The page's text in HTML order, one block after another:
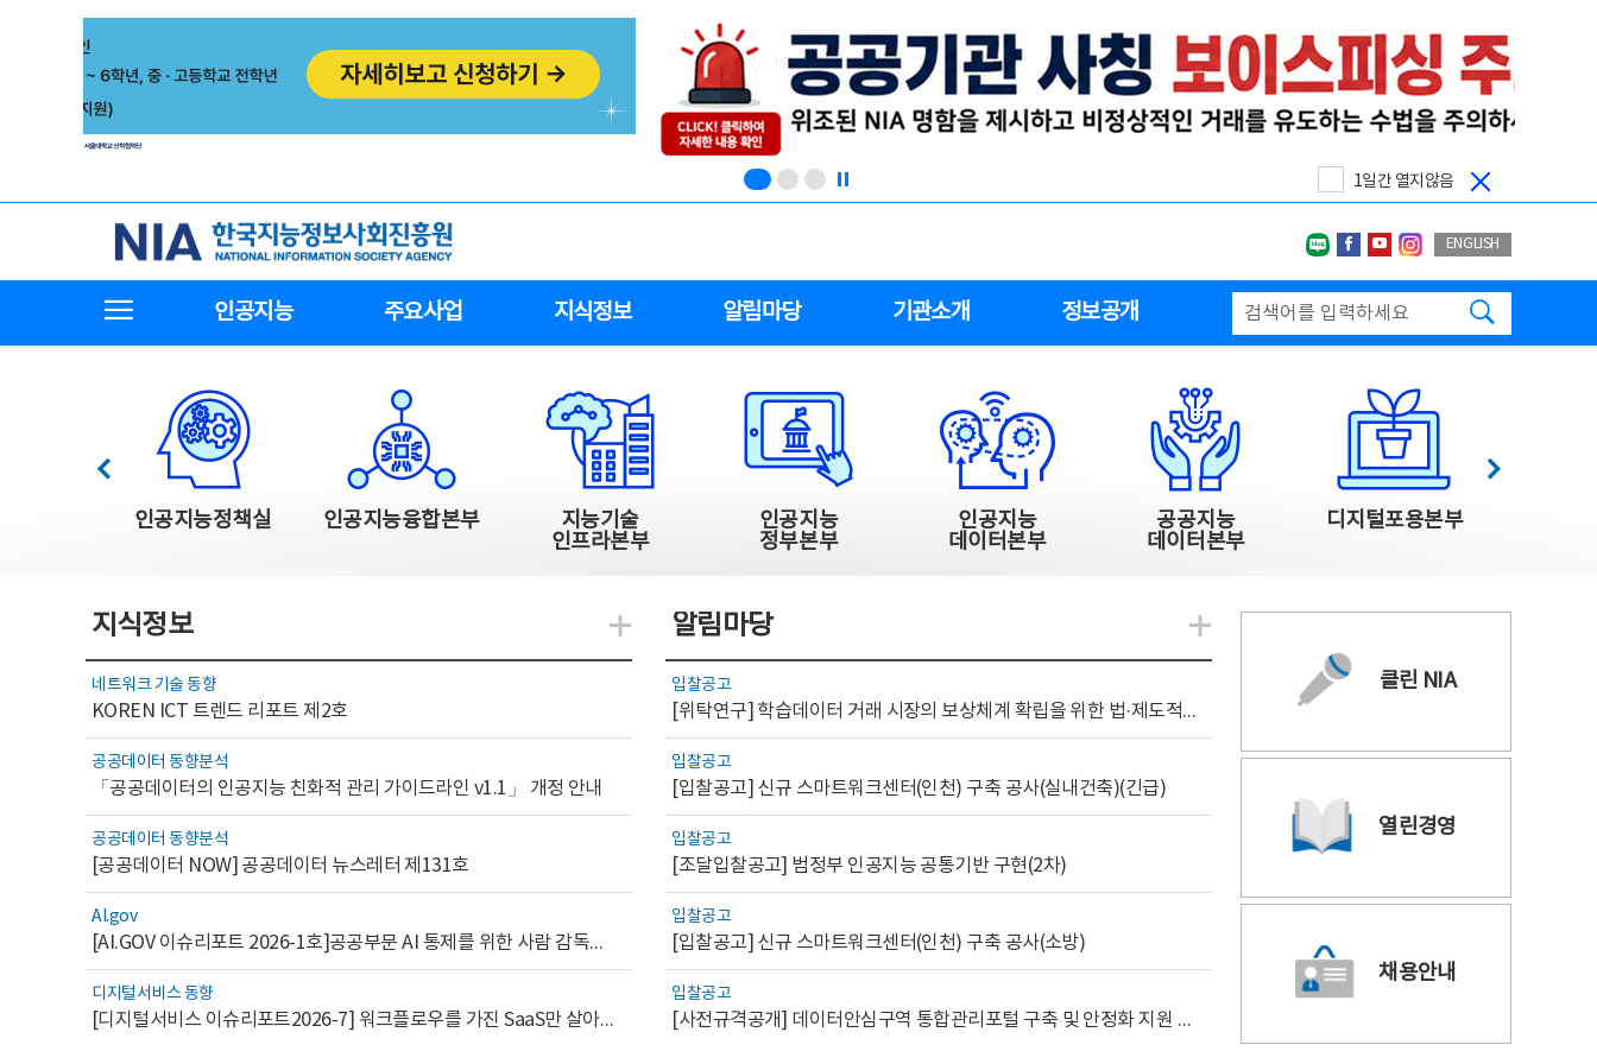
1일간 열지않음
한국지능정보사회진흥원
네이버블로그
페이스북
유투브인스타그랩
ENGLISH
인공지능 주요사업 지식정보 알림마당 기관소개 정보공개
한국지능정보사회진흥원 주요사업
인공지능정책실 인공지능융합본부
지능기술
인프라본부
인공지능
정부본부
인공지능
데이터본부
공공지능
데이터본부
디지털포용본부
이전 다음
지식정보
네트워크 기술 동향
KOREN ICT 트렌드 리포트 제2호
공공데이터 동향분석
「공공데이터의 인공지능 친화적 관리 가이드라인 v1.1」 개정 안내
공공데이터 동향분석
[공공데이터 NOW] 공공데이터 뉴스레터 제131호
AI.gov
[AI.GOV 이슈리포트 2026-1호]공공부문 AI 통제를 위한 사람 감독의 해외 사례 분석 및 시사점
디지털서비스 동향
[디지털서비스 이슈리포트2026-7] 워크플로우를 가진 SaaS만 살아남는다
지식관련 더보기
알림마당
입찰공고
[위탁연구] 학습데이터 거래 시장의 보상체계 확립을 위한 법·제도적 검토 방안 연구
입찰공고
[입찰공고] 신규 스마트워크센터(인천) 구축 공사(실내건축)(긴급)
입찰공고
[조달입찰공고] 범정부 인공지능 공통기반 구현(2차)
입찰공고
[입찰공고] 신규 스마트워크센터(인천) 구축 공사(소방)
입찰공고
[사전규격공개] 데이터안심구역 통합관리포털 구축 및 안정화 지원 사업 위탁감리
알림관련 더보기
클린 NIA
열린경영
채용안내